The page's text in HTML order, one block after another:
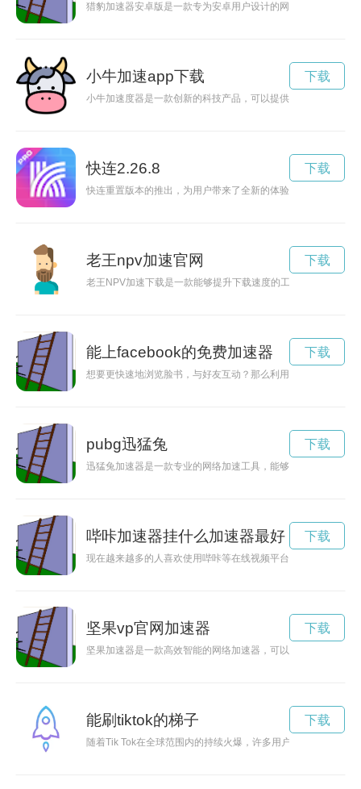
猎豹加速器安卓版是一款专为安卓用户设计的网络加速工具，
小牛加速app下载
小牛加速度器是一款创新的科技产品，可以提供强大的加速度
下载
快连2.26.8
快连重置版本的推出，为用户带来了全新的体验和革命性的更
下载
老王npv加速官网
老王NPV加速下载是一款能够提升下载速度的工具，让用户能
下载
能上facebook的免费加速器
想要更快速地浏览脸书，与好友互动？那么利用加速器将是一
下载
pubg迅猛兔
迅猛兔加速器是一款专业的网络加速工具，能够帮助用户提升
下载
哔咔加速器挂什么加速器最好
现在越来越多的人喜欢使用哔咔等在线视频平台观看动画、影
下载
坚果vp官网加速器
坚果加速器是一款高效智能的网络加速器，可以帮助用户提升
下载
能刷tiktok的梯子
随着Tik Tok在全球范围内的持续火爆，许多用户都希望能够更
下载